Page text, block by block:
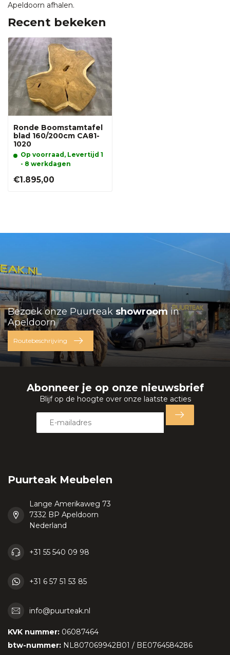
Apeldoorn afhalen.
Recent bekeken
Ronde Boomstamtafel
blad 160/200cm CA81-
1020
Op voorraad, Levertijd 1
- 8 werkdagen
€1.895,00
Bezoek onze Puurteak showroom in
Apeldoorn
Routebeschrijving
Abonneer je op onze nieuwsbrief
Blijf op de hoogte over onze laatste acties
Puurteak Meubelen
Lange Amerikaweg 73
7332 BP Apeldoorn
Nederland
+31 55 540 09 98
+31 6 57 51 53 85
info@puurteak.nl
KVK nummer: 06087464
btw-nummer: NL807069942B01 / BE0764584286